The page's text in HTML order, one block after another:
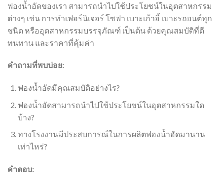
ฟองน้ำอัดของเรา สามารถนำไปใช้ประโยชน์ในอุตสาหกรรม
ต่างๆ เช่น การทำเฟอร์นิเจอร์ โซฟา เบาะเก้าอี้ เบาะรถยนต์ทุก
ชนิด หรืออุตสาหกรรมบรรจุภัณฑ์ เป็นต้น ด้วยคุณสมบัติที่ดี
ทนทาน และราคาที่คุ้มค่า
คำถามที่พบบ่อย:
ฟองน้ำอัดมีคุณสมบัติอย่างไร?
ฟองน้ำอัดสามารถนำไปใช้ประโยชน์ในอุตสาหกรรมใด
บ้าง?
ทางโรงงานมีประสบการณ์ในการผลิตฟองน้ำอัดมานาน
เท่าไหร่?
คำตอบ: